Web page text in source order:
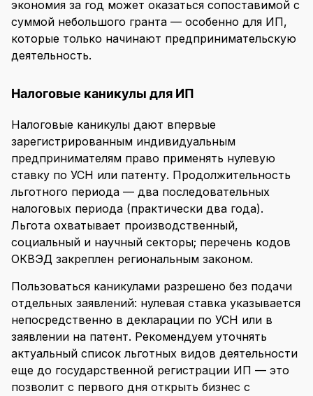
экономия за год может оказаться сопоставимой с
суммой небольшого гранта — особенно для ИП,
которые только начинают предпринимательскую
деятельность.
Налоговые каникулы для ИП
Налоговые каникулы дают впервые
зарегистрированным индивидуальным
предпринимателям право применять нулевую
ставку по УСН или патенту. Продолжительность
льготного периода — два последовательных
налоговых периода (практически два года).
Льгота охватывает производственный,
социальный и научный секторы; перечень кодов
ОКВЭД закреплен региональным законом.
Пользоваться каникулами разрешено без подачи
отдельных заявлений: нулевая ставка указывается
непосредственно в декларации по УСН или в
заявлении на патент. Рекомендуем уточнять
актуальный список льготных видов деятельности
еще до государственной регистрации ИП — это
позволит с первого дня открыть бизнес с